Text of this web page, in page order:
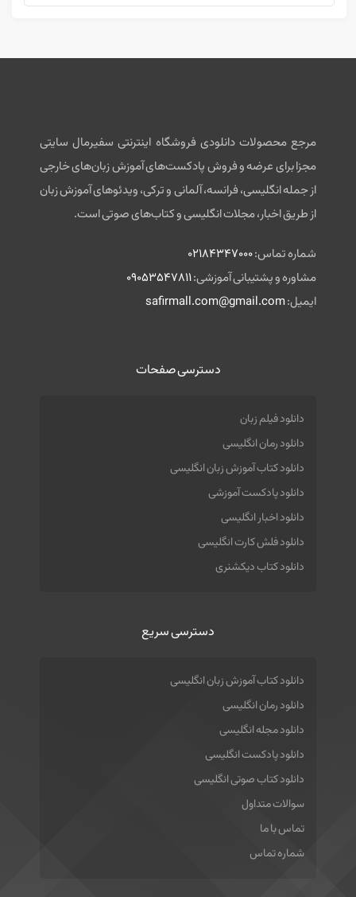
مرجع محصولات دانلودی فروشگاه اینترنتی سفیرمال سایتی
مجزا برای عرضه و فروش پادکست‌های آموزش زبان‌های خارجی
از جمله انگلیسی، فرانسه، آلمانی و ترکی، ویدئوهای آموزش زبان
از طریق اخبار، مجلات انگلیسی و کتاب‌های صوتی است.
شماره تماس:02184347000
مشاوره و پشتیبانی آموزشی:09053547811
ایمیل:safirmall.com@gmail.com
دسترسی صفحات
دانلود فیلم زبان
دانلود رمان انگلیسی
دانلود کتاب آموزش زبان انگلیسی
دانلود پادکست آموزشی
دانلود اخبار انگلیسی
دانلود فلش کارت انگلیسی
دانلود کتاب دیکشنری
دسترسی سریع
دانلود کتاب آموزش زبان انگلیسی
دانلود رمان انگلیسی
دانلود مجله انگلیسی
دانلود پادکست انگلیسی
دانلود کتاب صوتی انگلیسی
سوالات متداول
تماس با ما
شماره تماس